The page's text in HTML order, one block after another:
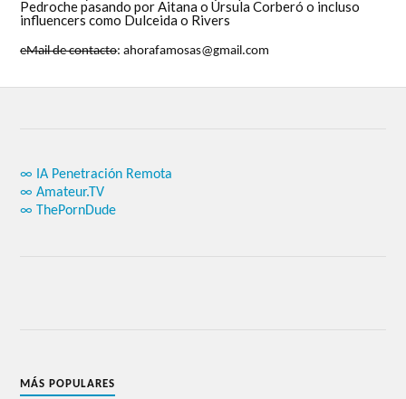
Pedroche pasando por Aitana o Úrsula Corberó o incluso
influencers como Dulceida o Rivers
eMail de contacto: ahorafamosas@gmail.com
∞ IA Penetración Remota
∞ Amateur.TV
∞ ThePornDude
MÁS POPULARES